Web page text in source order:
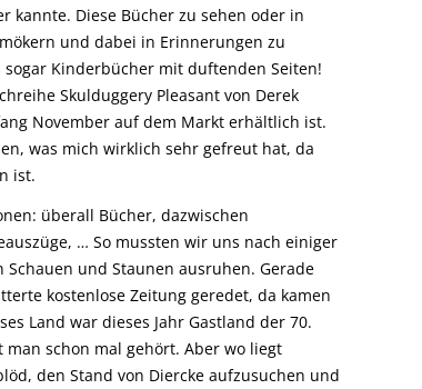
kannte. Diese Bücher zu sehen oder in
und dabei in Erinnerungen zu
Kinderbücher mit duftenden Seiten!
Skulduggery Pleasant von Derek
November auf dem Markt erhältlich ist.
was mich wirklich sehr gefreut hat, da
ist.
überall Bücher, dazwischen
… So mussten wir uns nach einiger
und Staunen ausruhen. Gerade
kostenlose Zeitung geredet, da kamen
Land war dieses Jahr Gastland der 70.
man schon mal gehört. Aber wo liegt
den Stand von Diercke aufzusuchen und